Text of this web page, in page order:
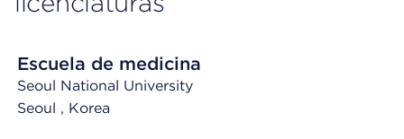
Escuela de medicina
Seoul National University
Seoul , Korea